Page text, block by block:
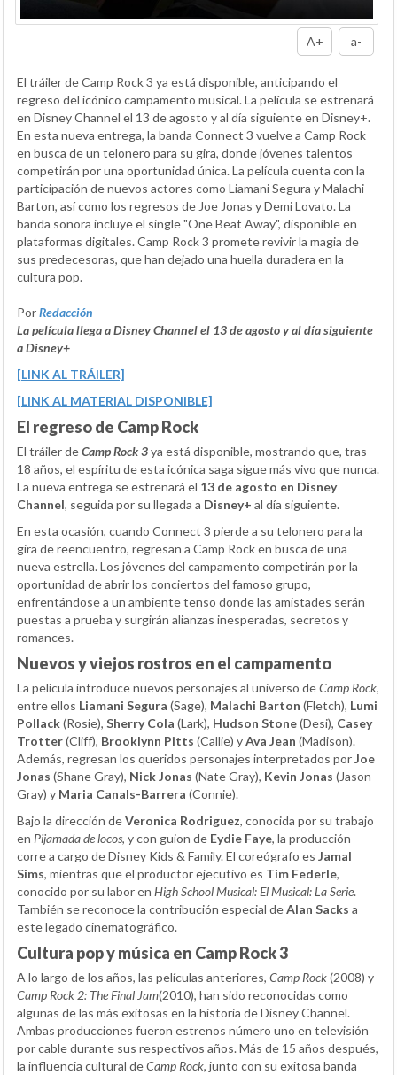
A+ a-
El tráiler de Camp Rock 3 ya está disponible, anticipando el
regreso del icónico campamento musical. La película se estrenará
en Disney Channel el 13 de agosto y al día siguiente en Disney+.
En esta nueva entrega, la banda Connect 3 vuelve a Camp Rock
en busca de un telonero para su gira, donde jóvenes talentos
competirán por una oportunidad única. La película cuenta con la
participación de nuevos actores como Liamani Segura y Malachi
Barton, así como los regresos de Joe Jonas y Demi Lovato. La
banda sonora incluye el single "One Beat Away", disponible en
plataformas digitales. Camp Rock 3 promete revivir la magia de
sus predecesoras, que han dejado una huella duradera en la
cultura pop.
PorRedacción
La película llega a Disney Channel el 13 de agosto y al día siguiente
a Disney+
[LINK AL TRÁILER]
[LINK AL MATERIAL DISPONIBLE]
El regreso de Camp Rock
El tráiler deCamp Rock 3ya está disponible, mostrando que, tras
18 años, el espíritu de esta icónica saga sigue más vivo que nunca.
La nueva entrega se estrenará el 13 de agosto en Disney
Channel, seguida por su llegada a Disney+ al día siguiente.
En esta ocasión, cuando Connect 3 pierde a su telonero para la
gira de reencuentro, regresan a Camp Rock en busca de una
nueva estrella. Los jóvenes del campamento competirán por la
oportunidad de abrir los conciertos del famoso grupo,
enfrentándose a un ambiente tenso donde las amistades serán
puestas a prueba y surgirán alianzas inesperadas, secretos y
romances.
Nuevos y viejos rostros en el campamento
La película introduce nuevos personajes al universo deCamp Rock,
entre ellos Liamani Segura (Sage), Malachi Barton (Fletch), Lumi
Pollack(Rosie), Sherry Cola (Lark), Hudson Stone(Desi), Casey
Trotter(Cliff), Brooklynn Pitts (Callie) yAva Jean (Madison).
Además, regresan los queridos personajes interpretados porJoe
Jonas (Shane Gray), Nick Jonas (Nate Gray), Kevin Jonas (Jason
Gray) y Maria Canals-Barrera (Connie).
Bajo la dirección deVeronica Rodriguez, conocida por su trabajo
en Pijamada de locos, y con guion de Eydie Faye, la producción
corre a cargo de Disney Kids & Family. El coreógrafo es Jamal
Sims, mientras que el productor ejecutivo es Tim Federle,
conocido por su labor en High School Musical: El Musical: La Serie.
También se reconoce la contribución especial deAlan Sacks a
este legado cinematográfico.
Cultura pop y música en Camp Rock 3
A lo largo de los años, las películas anteriores, Camp Rock(2008) y
Camp Rock 2: The Final Jam(2010), han sido reconocidas como
algunas de las más exitosas en la historia de Disney Channel.
Ambas producciones fueron estrenos número uno en televisión
por cable durante sus respectivos años. Más de 15 años después,
la influencia cultural deCamp Rock, junto con su exitosa banda